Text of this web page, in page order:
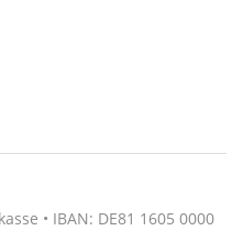
• IBAN: DE81 1605 0000